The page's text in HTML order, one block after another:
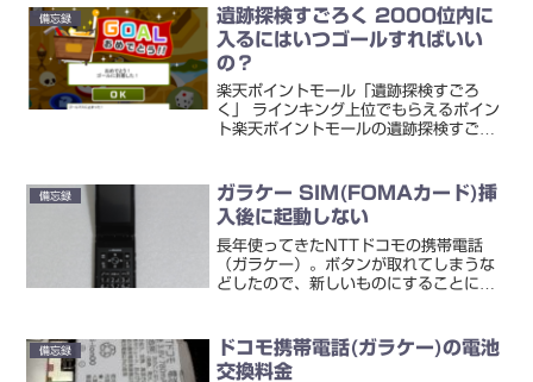
ーを使って録画を行いました。ビデオフ
レームレート設定...
備忘録
遺跡探検すごろく 2000位内に
入るにはいつゴールすればいい
の？
楽天ポイントモール「遺跡探検すごろ
く」 ラインキング上位でもらえるポイン
ト楽天ポイントモールの遺跡探検すごろ
ントをもらえます。楽天ポイントモール |
遊んで、買...
備忘録
ガラケー SIM(FOMAカード)挿
入後に起動しない
長年使ってきたNTTドコモの携帯電話
（ガラケー）。ボタンが取れてしまうな
どしたので、新しいものにすることにし
す。瞬間接着剤でつけてみましたが、ボ
タンをうまく押す...
備忘録
ドコモ携帯電話(ガラケー)の電池
交換料金